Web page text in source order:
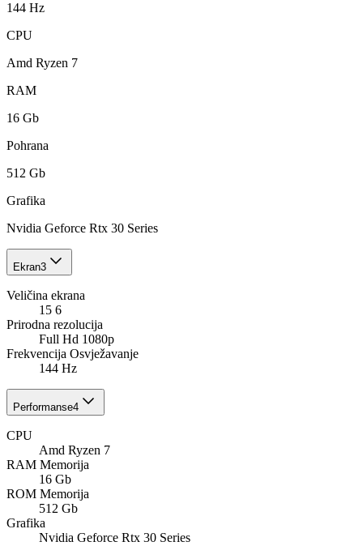
144 Hz
CPU
Amd Ryzen 7
RAM
16 Gb
Pohrana
512 Gb
Grafika
Nvidia Geforce Rtx 30 Series
Ekran3
Veličina ekrana
15 6
Prirodna rezolucija
Full Hd 1080p
Frekvencija Osvježavanje
144 Hz
Performanse4
CPU
Amd Ryzen 7
RAM Memorija
16 Gb
ROM Memorija
512 Gb
Grafika
Nvidia Geforce Rtx 30 Series